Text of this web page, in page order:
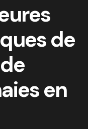
de
en